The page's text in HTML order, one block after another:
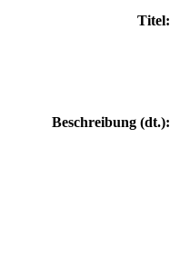
Titel:
Beschreibung (dt.):